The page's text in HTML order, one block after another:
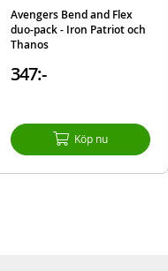
Avengers Bend and Flex
duo-pack - Iron Patriot och
Thanos
347:-
Köp nu